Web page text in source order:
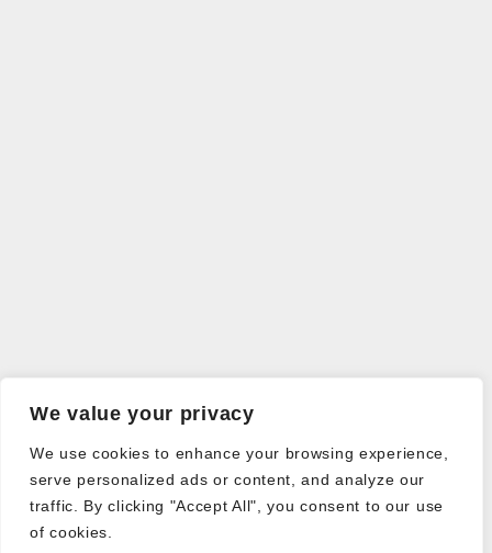
We value your privacy
We use cookies to enhance your browsing experience,
serve personalized ads or content, and analyze our
traffic. By clicking "Accept All", you consent to our use
of cookies.